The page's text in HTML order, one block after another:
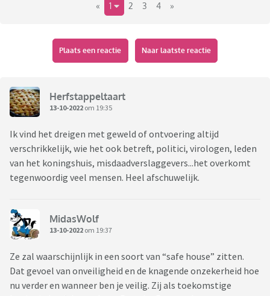
« 1 2 3 4 »
Plaats een reactie Naar laatste reactie
Herfstappeltaart
13-10-2022 om 19:35
Ik vind het dreigen met geweld of ontvoering altijd
verschrikkelijk, wie het ook betreft, politici, virologen, leden
van het koningshuis, misdaadverslaggevers...het overkomt
tegenwoordig veel mensen. Heel afschuwelijk.
MidasWolf
13-10-2022 om 19:37
Ze zal waarschijnlijk in een soort van “safe house” zitten.
Dat gevoel van onveiligheid en de knagende onzekerheid hoe
nu verder en wanneer ben je veilig. Zij als toekomstige